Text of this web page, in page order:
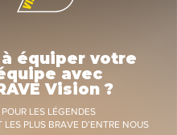
équiper votre
avec
Vision ?
POUR LES LÉGENDES
LES PLUS BRAVE D’ENTRE NOUS